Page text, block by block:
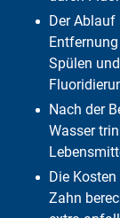
Was
Was zahlt
Der
Spülen
Nach der
Wasser
Die
Zahn